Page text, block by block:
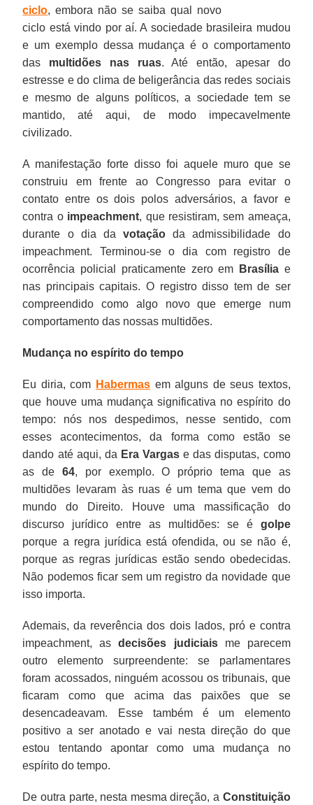
ciclo, embora não se saiba qual novo
ciclo está vindo por aí. A sociedade brasileira mudou
e um exemplo dessa mudança é o comportamento
das multidões nas ruas. Até então, apesar do
estresse e do clima de beligerância das redes sociais
e mesmo de alguns políticos, a sociedade tem se
mantido, até aqui, de modo impecavelmente
civilizado.
A manifestação forte disso foi aquele muro que se
construiu em frente ao Congresso para evitar o
contato entre os dois polos adversários, a favor e
contra o impeachment, que resistiram, sem ameaça,
durante o dia davotação da admissibilidade do
impeachment. Terminou-se o dia com registro de
ocorrência policial praticamente zero em
Brasíliae
nas principais capitais. O registro disso tem de ser
compreendido como algo novo que emerge num
comportamento das nossas multidões.
Mudança no espírito do tempo
Eu diria, com Habermasem alguns de seus textos,
que houve uma mudança significativa no espírito do
tempo: nós nos despedimos, nesse sentido, com
esses acontecimentos, da forma como estão se
dando até aqui, da Era Vargas e das disputas, como
as de64, por exemplo. O próprio tema que as
multidões levaram às ruas é um tema que vem do
mundo do Direito. Houve uma massificação do
discurso jurídico entre as multidões: se é golpe
porque a regra jurídica está ofendida, ou se não é,
porque as regras jurídicas estão sendo obedecidas.
Não podemos ficar sem um registro da novidade que
isso importa.
Ademais, da reverência dos dois lados, pró e contra
impeachment, asdecisões judiciaisme parecem
outro elemento surpreendente: se parlamentares
foram acossados, ninguém acossou os tribunais, que
ficaram como que acima das paixões que se
desencadeavam. Esse também é um elemento
positivo a ser anotado e vai nesta direção do que
estou tentando apontar como uma mudança no
espírito do tempo.
De outra parte, nesta mesma direção, a Constituição